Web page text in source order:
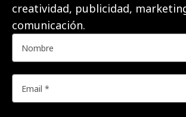
creatividad, publicidad,
comunicación.